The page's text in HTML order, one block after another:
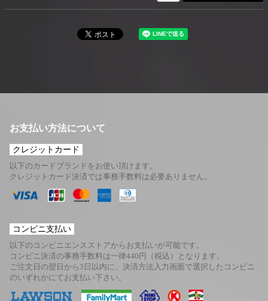
お支払い方法について
クレジットカード
以下のカードブランドをお使い頂けます。
クレジットカード決済では事務手数料は必要ありません。
コンビニ支払い
以下のコンビニエンスストアからお支払いが可能です。
コンビニ決済の事務手数料は一律440円（税込）となります。
ご注文日の翌日から3日以内に、決済方法入力画面で選択したコンビニ
のいずれかにてお支払い下さい。